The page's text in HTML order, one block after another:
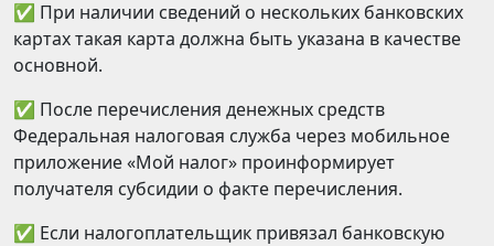
✅ При наличии сведений о нескольких банковских
картах такая карта должна быть указана в качестве
основной.
✅ После перечисления денежных средств
Федеральная налоговая служба через мобильное
приложение «Мой налог» проинформирует
получателя субсидии о факте перечисления.
✅ Если налогоплательщик привязал банковскую